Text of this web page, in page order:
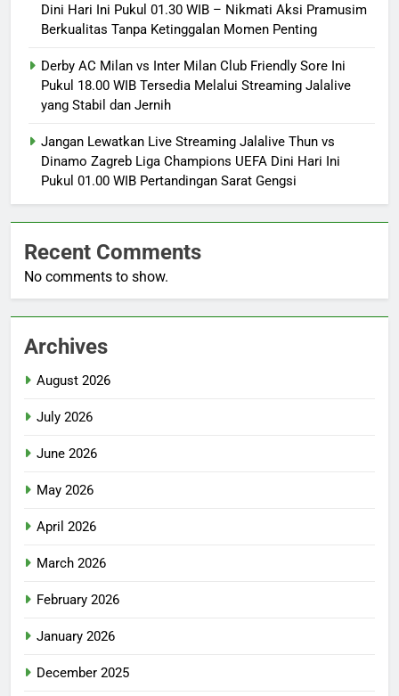
Dini Hari Ini Pukul 01.30 WIB – Nikmati Aksi Pramusim
Berkualitas Tanpa Ketinggalan Momen Penting
Derby AC Milan vs Inter Milan Club Friendly Sore Ini
Pukul 18.00 WIB Tersedia Melalui Streaming Jalalive
yang Stabil dan Jernih
Jangan Lewatkan Live Streaming Jalalive Thun vs
Dinamo Zagreb Liga Champions UEFA Dini Hari Ini
Pukul 01.00 WIB Pertandingan Sarat Gengsi
Recent Comments
No comments to show.
Archives
August 2026
July 2026
June 2026
May 2026
April 2026
March 2026
February 2026
January 2026
December 2025